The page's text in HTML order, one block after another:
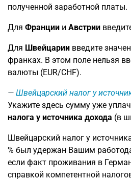
полученной заработной платы.
Для Франции и Австрии
Для Швейцарии введите
франках. В этом поле нельзя
валюты (EUR/CHF).
Швейцарский налог у
Укажите здесь сумму уже
налога у источника дохода (в
Швейцарский налог у
% был удержан Вашим
если факт проживания в
справкой компетентной